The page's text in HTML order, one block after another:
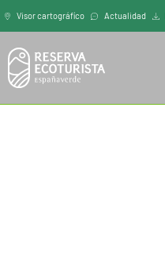
Visor cartográfíco Actualidad